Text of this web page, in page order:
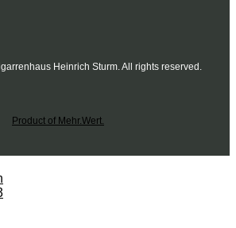
Heinrich Sturm. All rights reserved.
Product of Mehr.Wert.